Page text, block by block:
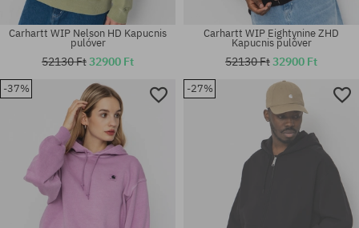
Elérhető méretek:
Elérhető méretek:
Carhartt WIP Nelson HD Kapucnis
pulóver
52130 Ft32900 Ft
Carhartt WIP Eightynine ZHD
Kapucnis pulóver
52130 Ft32900 Ft
-37% -27%